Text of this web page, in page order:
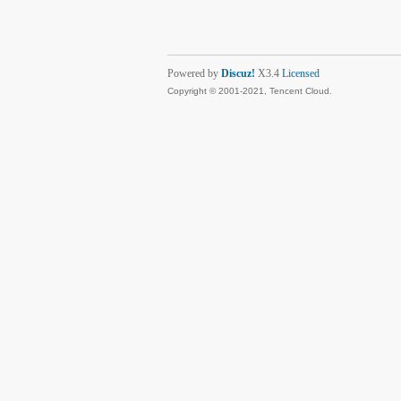
Powered by Discuz! X3.4 Licensed
Copyright © 2001-2021, Tencent Cloud.